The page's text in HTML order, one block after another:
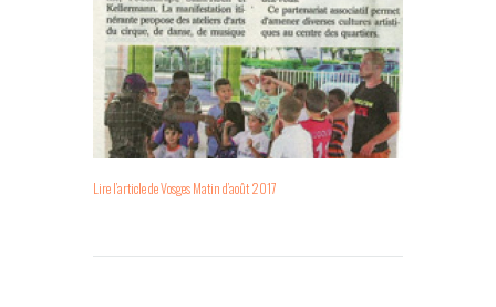
Lire l’article de Vosges Matin d’août 2017